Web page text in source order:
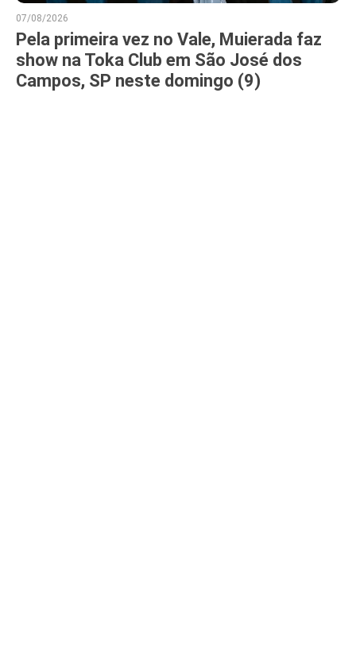
07/08/2026
Pela primeira vez no Vale, Muierada faz
show na Toka Club em São José dos
Campos, SP neste domingo (9)